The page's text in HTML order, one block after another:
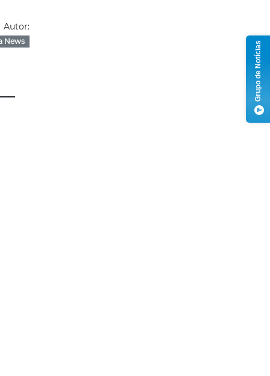
Autor:
News Grupo de Notícias